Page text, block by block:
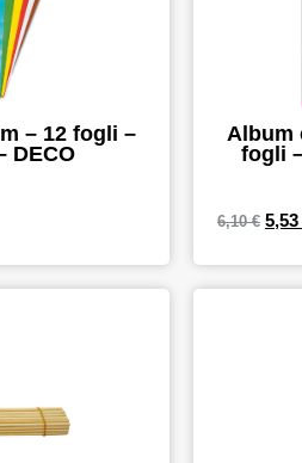
– 12 fogli –
DECO
Album
fogli
6,10€ 5,53